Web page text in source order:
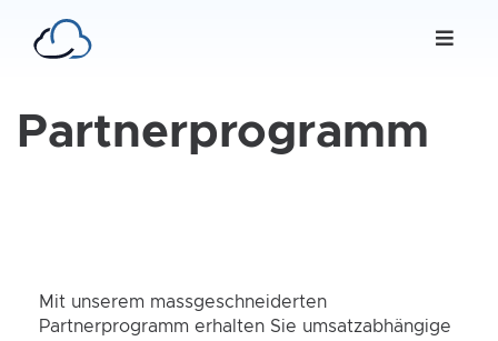
Partnerprogramm
Mit unserem massgeschneiderten
Partnerprogramm erhalten Sie umsatzabhängige